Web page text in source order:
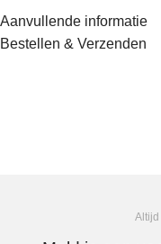
Aanvullende informatie
Bestellen & Verzenden